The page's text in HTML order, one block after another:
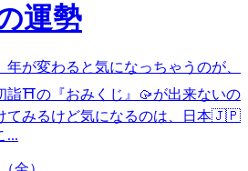
運勢
が変わると気になっちゃうのが、
詣⛩️の『おみくじ』🥠が出来ないの
てみるけど気になるのは、日本🇯🇵
...